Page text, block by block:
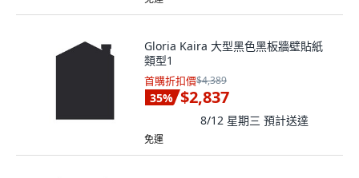
Gloria Kaira 大型黑色黑板牆壁貼紙
類型1
首購折扣價$4,389
35% $2,837
8/12 星期三 預計送達
免運